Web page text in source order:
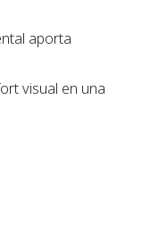
aporta
visual en una